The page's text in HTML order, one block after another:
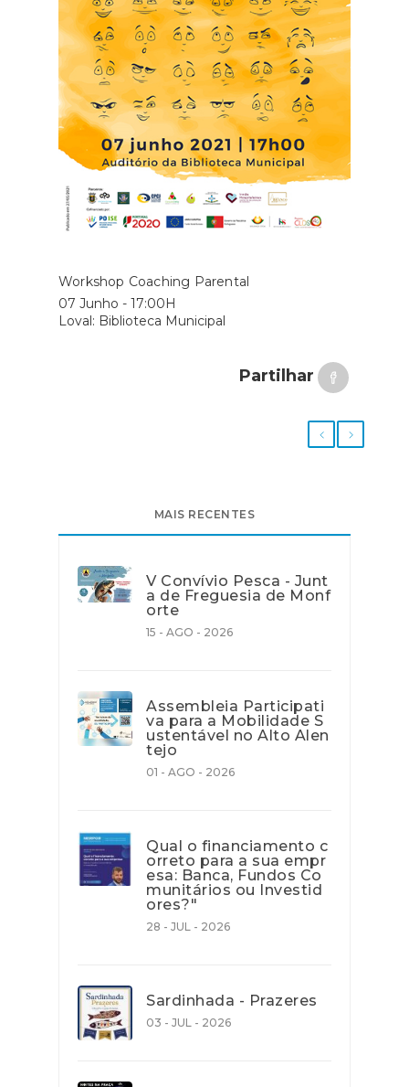
Workshop Coaching Parental
07 Junho - 17:00H
Loval: Biblioteca Municipal
Partilhar
MAIS RECENTES
V Convívio Pesca - Junt
a de Freguesia de Monf
orte
15 - AGO - 2026
Assembleia Participati
va para a Mobilidade S
ustentável no Alto Alen
tejo
01 - AGO - 2026
Qual o financiamento c
orreto para a sua empr
esa: Banca, Fundos Co
munitários ou Investid
ores?"
28 - JUL - 2026
Sardinhada - Prazeres
03 - JUL - 2026